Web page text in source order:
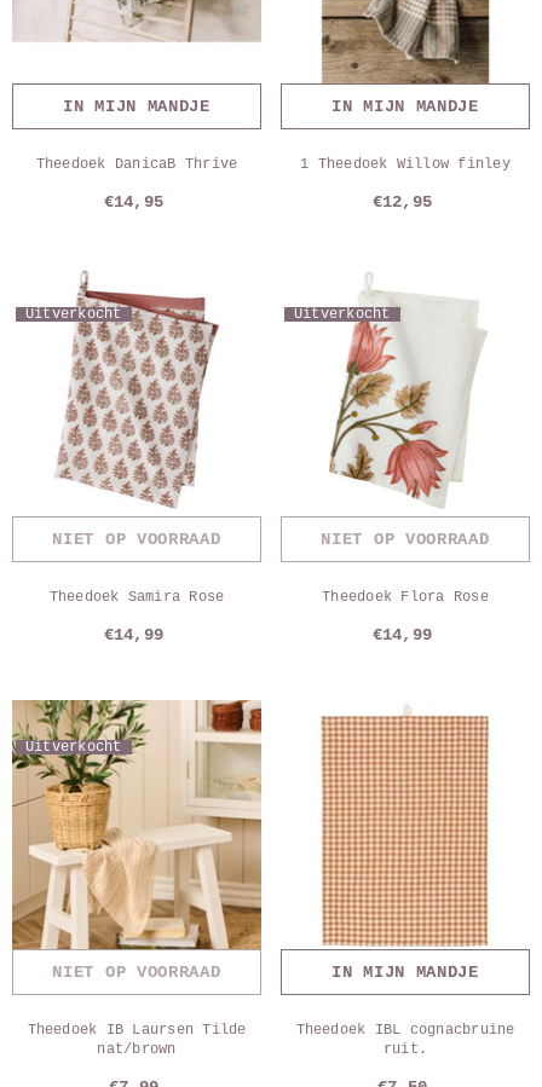
IN MIJN MANDJE
Theedoek DanicaB Thrive
€14,95
IN MIJN MANDJE
1 Theedoek Willow finley
€12,95
Uitverkocht
NIET OP VOORRAAD
Theedoek Samira Rose
€14,99
Uitverkocht
NIET OP VOORRAAD
Theedoek Flora Rose
€14,99
Uitverkocht
NIET OP VOORRAAD
Theedoek IB Laursen Tilde
nat/brown
IN MIJN MANDJE
Theedoek IBL cognacbruine
ruit.